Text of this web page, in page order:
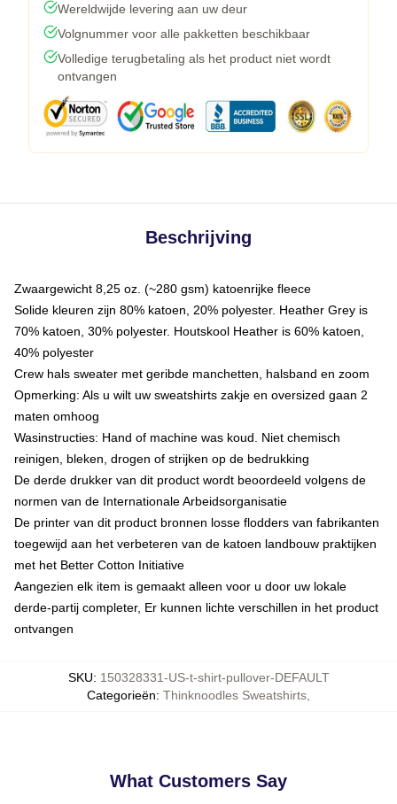
Wereldwijde levering aan uw deur
Volgnummer voor alle pakketten beschikbaar
Volledige terugbetaling als het product niet wordt
ontvangen
Beschrijving
Zwaargewicht 8,25 oz. (~280 gsm) katoenrijke fleece
Solide kleuren zijn 80% katoen, 20% polyester. Heather Grey is
70% katoen, 30% polyester. Houtskool Heather is 60% katoen,
40% polyester
Crew hals sweater met geribde manchetten, halsband en zoom
Opmerking: Als u wilt uw sweatshirts zakje en oversized gaan 2
maten omhoog
Wasinstructies: Hand of machine was koud. Niet chemisch
reinigen, bleken, drogen of strijken op de bedrukking
De derde drukker van dit product wordt beoordeeld volgens de
normen van de Internationale Arbeidsorganisatie
De printer van dit product bronnen losse flodders van fabrikanten
toegewijd aan het verbeteren van de katoen landbouw praktijken
met het Better Cotton Initiative
Aangezien elk item is gemaakt alleen voor u door uw lokale
derde-partij completer, Er kunnen lichte verschillen in het product
ontvangen
SKU: 150328331-US-t-shirt-pullover-DEFAULT
Categorieën: Thinknoodles Sweatshirts
What Customers Say